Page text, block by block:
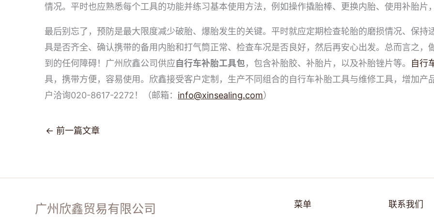
情况。平时也应熟悉每个工具的功能并练习基本使用方法，例如操作撬胎棒、更换内胎、使用补胎片
最后别忘了，预防是最大限度减少破胎、爆胎发生的关键。平时就应定期检查轮胎的磨损情况、保
具是否齐全、确认携带的备用内胎和打气筒正常、检查车况是否良好，然后再安心出发。总而言之
到的任何障碍！广州欣鑫公司供应自行车补胎工具包，包含补胎胶、补胎片，以及补胎锉片等。
自行
具，携带方便，容易使用。欣鑫接受客户定制，生产不同组合的自行车补胎工具与维修工具，增加
户洽询020-8617-2272！（邮箱： info@xinsealing.com）
← 前一篇文章
广州欣鑫贸易有限公司 菜单 联系我们